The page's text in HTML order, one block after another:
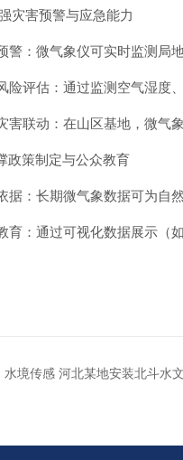
灾害预警与应急能力
警：微气象仪可实时监测局
险评估：通过监测空气湿度
害联动：在山区基地，微气
政策制定与公众教育
据：长期微气象数据可为自
育：通过可视化数据展示（
水境传感 河北某地安装北斗水